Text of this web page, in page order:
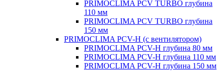
PRIMOCLIMA PCV TURBO глубина
110 мм
PRIMOCLIMA PCV TURBO глубина
150 мм
PRIMOCLIMA PCV-H (c вентилятором)
PRIMOCLIMA PCV-H глубина 80 мм
PRIMOCLIMA PCV-H глубина 110 мм
PRIMOCLIMA PCV-H глубина 150 мм